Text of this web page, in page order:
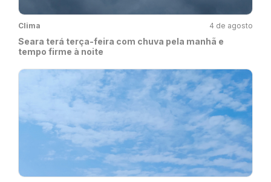
Clima 4 de agosto
Seara terá terça-feira com chuva pela manhã e
tempo firme à noite